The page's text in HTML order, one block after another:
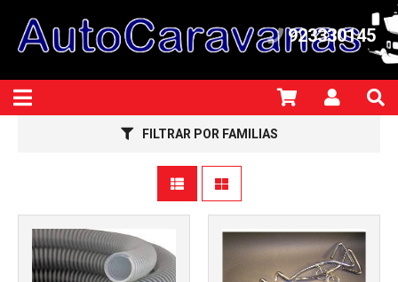
923330145
FILTRAR POR FAMILIAS
Más info